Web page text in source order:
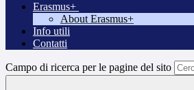
Erasmus+
About Erasmus+
Info utili
Contatti
Campo di ricerca per le pagine del sito